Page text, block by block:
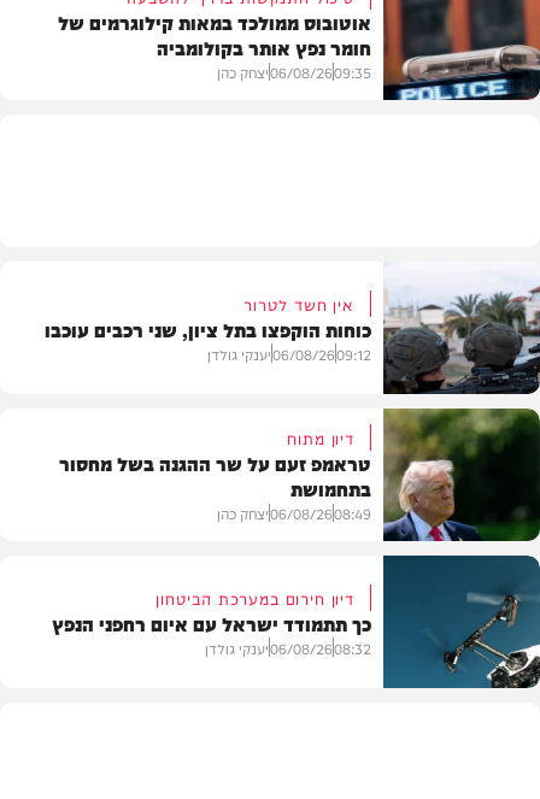
חדשות
אוטובוס ממולכד במאות קילוגרמים של
חומר נפץ אותר בקולומביה
09:35
06/08/26יצחק כהן
חדשות
אין חשד לטרור
כוחות הוקפצו בתל ציון, שני רכבים עוכבו
09:12
06/08/26יענקי גולדן
חדשות
דיון מתוח
טראמפ זעם על שר ההגנה בשל מחסור
בתחמושת
08:49
06/08/26יצחק כהן
דיון חירום במערכת הביטחון
כך תתמודד ישראל עם איום רחפני הנפץ
08:32
06/08/26יענקי גולדן